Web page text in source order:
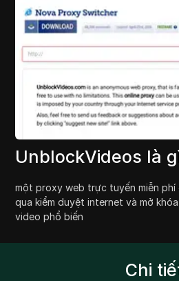
UnblockVideos là
một proxy web trực tuyến miễn
qua kiểm duyệt internet và mở
video phổ biến
Chi